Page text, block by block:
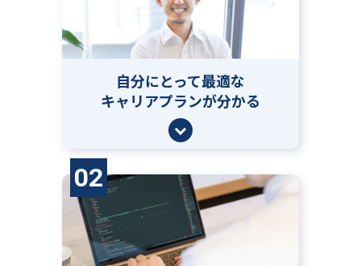
自分にとって最適な
キャリアプランが分かる
02